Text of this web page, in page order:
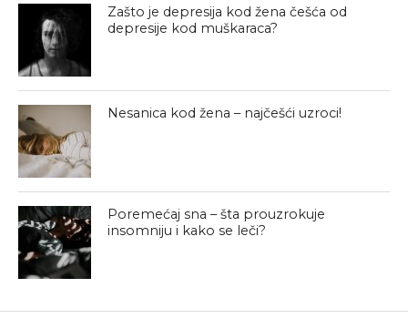
Zašto je depresija kod žena češća od
depresije kod muškaraca?
Nesanica kod žena – najčešći uzroci!
Poremećaj sna – šta prouzrokuje
insomniju i kako se leči?